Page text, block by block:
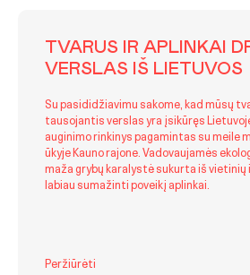
TVARUS IR APLINKAI
VERSLAS IŠ LIETUVOS
Su pasididžiavimu sakome, kad mūsų
tausojantis verslas yra įsikūręs
auginimo rinkinys pagamintas su meile
ūkyje Kauno rajone. Vadovaujamės
maža grybų karalystė sukurta iš vietinių
labiau sumažinti poveikį aplinkai.
Peržiūrėti